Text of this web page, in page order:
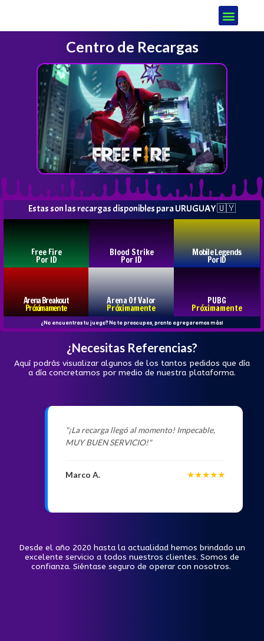
Centro de Recargas
Estas son las recargas disponibles para URUGUAY 🇺🇾
Free Fire
Por ID
Blood Strike
Por ID
Mobile Legends
Por ID
Arena Breakout
Próximamente
Arena Of Valor
Próximamente
PUBG
Próximamente
¿No encuentras tu juego? No te preocupes, pronto agregaremos más!
¿Necesitas Referencias?
Aquí podrás visualizar algunos de los tantos pedidos que día
a día concretamos por medio de nuestra plataforma.
"¡La recarga llegó al momento! Impecable,
MUY BUEN SERVICIO!"
Marco A. ★★★★★
Desde el año 2020 hasta la actualidad hemos brindado un
excelente servicio a todos nuestros clientes. Somos de
confianza. Siéntase seguro de operar con nosotros.